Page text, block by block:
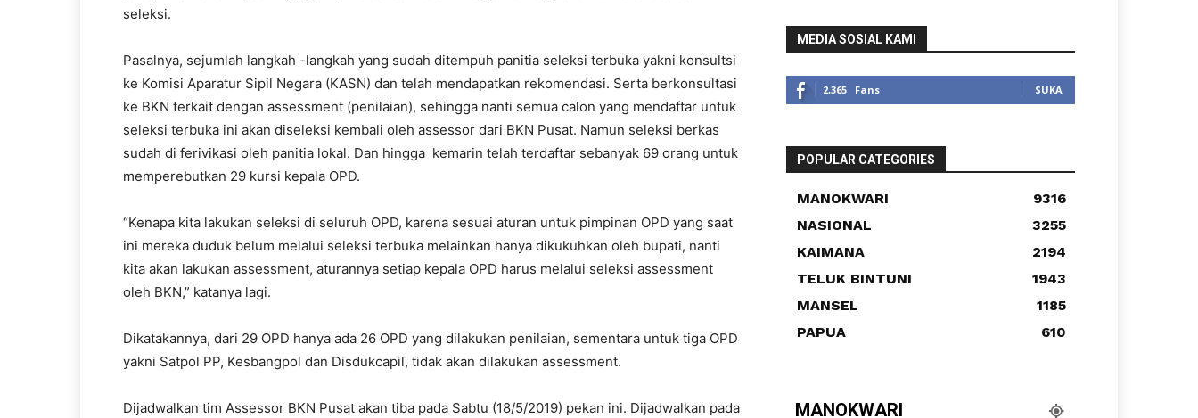
seleksi.
Pasalnya, sejumlah langkah -langkah yang sudah ditempuh panitia seleksi terbuka yakni konsultsi
ke Komisi Aparatur Sipil Negara (KASN) dan telah mendapatkan rekomendasi. Serta berkonsultasi
ke BKN terkait dengan assessment (penilaian), sehingga nanti semua calon yang mendaftar untuk
seleksi terbuka ini akan diseleksi kembali oleh assessor dari BKN Pusat. Namun seleksi berkas
sudah di ferivikasi oleh panitia lokal. Dan hingga kemarin telah terdaftar sebanyak 69 orang untuk
memperebutkan 29 kursi kepala OPD.
“Kenapa kita lakukan seleksi di seluruh OPD, karena sesuai aturan untuk pimpinan OPD yang saat
ini mereka duduk belum melalui seleksi terbuka melainkan hanya dikukuhkan oleh bupati, nanti
kita akan lakukan assessment, aturannya setiap kepala OPD harus melalui seleksi assessment
oleh BKN,” katanya lagi.
Dikatakannya, dari 29 OPD hanya ada 26 OPD yang dilakukan penilaian, sementara untuk tiga OPD
yakni Satpol PP, Kesbangpol dan Disdukcapil, tidak akan dilakukan assessment.
Dijadwalkan tim Assessor BKN Pusat akan tiba pada Sabtu (18/5/2019) pekan ini. Dijadwalkan pada
MEDIA SOSIAL KAMI
2,365 Fans SUKA
POPULAR CATEGORIES
MANOKWARI
9316
NASIONAL
3255
KAIMANA
2194
TELUK BINTUNI
1943
MANSEL
1185
PAPUA
610
MANOKWARI